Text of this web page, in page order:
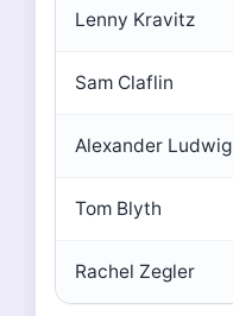
Lenny Kravitz
Sam Claflin
Alexander Ludwig
Tom Blyth
Rachel Zegler